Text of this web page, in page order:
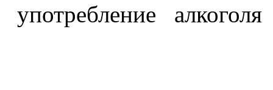
употребление